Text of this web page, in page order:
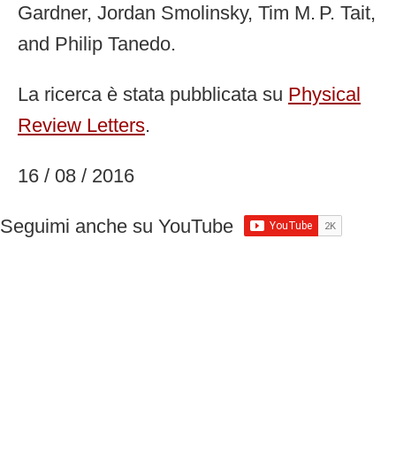
Gardner, Jordan Smolinsky, Tim M. P. Tait,
and Philip Tanedo.
La ricerca è stata pubblicata su Physical
Review Letters.
16 / 08 / 2016
Seguimi anche su YouTube